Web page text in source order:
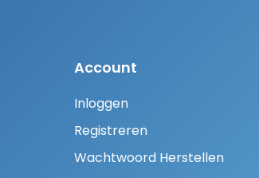
Account
Inloggen
Registreren
Wachtwoord Herstellen